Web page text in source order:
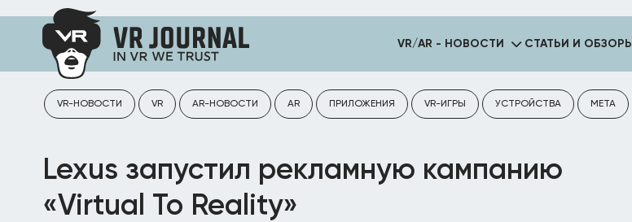
VR/AR - НОВОСТИ СТАТЬИ И ОБЗОРЫ
VR-НОВОСТИ VR AR-НОВОСТИ AR ПРИЛОЖЕНИЯ VR-ИГРЫ УСТРОЙСТВА META
Lexus запустил рекламную кампанию
«Virtual To Reality»